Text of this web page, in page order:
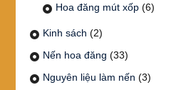
Hoa đăng mút xốp (6)
Kinh sách (2)
Nến hoa đăng (33)
Nguyên liệu làm nến (3)